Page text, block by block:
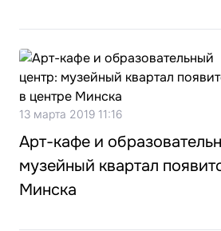
13 марта 2019 11:16
Арт-кафе и
музейный квартал
Минска